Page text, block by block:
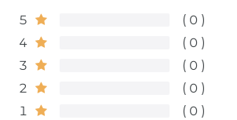
5
0
4
0
3
0
2
0
1
0